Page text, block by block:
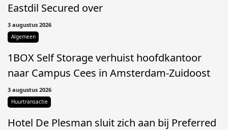
Eastdil Secured over
3 augustus 2026
Algemeen
1BOX Self Storage verhuist hoofdkantoor
naar Campus Cees in Amsterdam-Zuidoost
3 augustus 2026
Huurtransactie
Hotel De Plesman sluit zich aan bij Preferred